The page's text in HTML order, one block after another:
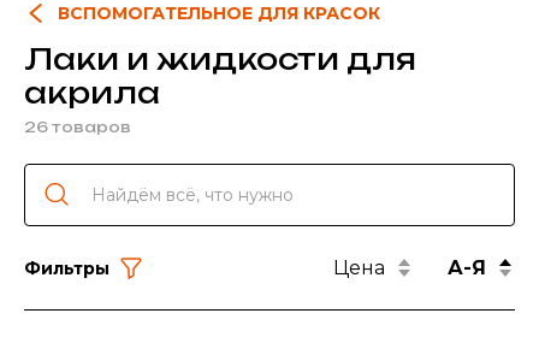
ВСПОМОГАТЕЛЬНОЕ ДЛЯ КРАСОК
Лаки и жидкости для
акрила
26 товаров
Фильтры Цена А-Я